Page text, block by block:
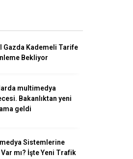
Gazda Kademeli Tarife
Bekliyor
multimedya
Bakanlıktan yeni
geldi
Sistemlerine
Var mı? İşte Yeni Trafik